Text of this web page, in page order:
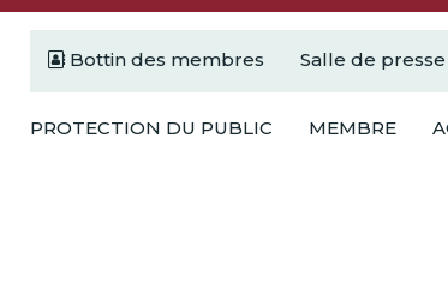
Bottin des membres Salle de presse
PROTECTION DU PUBLIC MEMBRE